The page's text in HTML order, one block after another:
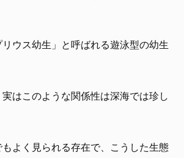
ウス幼生」と呼ばれる遊泳型の幼生
はこのような関係性は深海では珍し
よく見られる存在で、こうした生態